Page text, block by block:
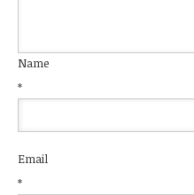
Name
*
Email
*